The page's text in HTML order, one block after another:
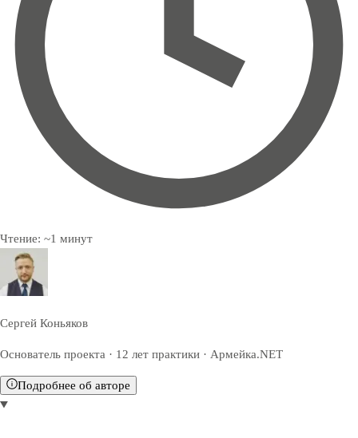
Чтение: ~1 минут
Сергей Коньяков
Основатель проекта · 12 лет практики · Армейка.NET
Подробнее об авторе